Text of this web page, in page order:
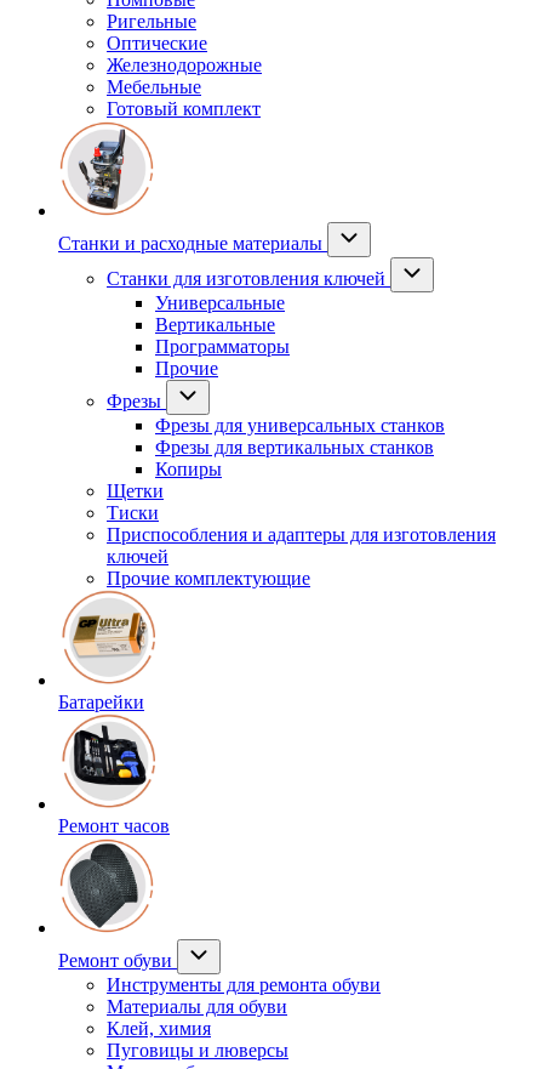
Ригельные
Оптические
Железнодорожные
Мебельные
Готовый комплект
Станки и расходные материалы
Станки для изготовления ключей
Универсальные
Вертикальные
Программаторы
Прочие
Фрезы
Фрезы для универсальных станков
Фрезы для вертикальных станков
Копиры
Щетки
Тиски
Приспособления и адаптеры для изготовления
ключей
Прочие комплектующие
Батарейки
Ремонт часов
Ремонт обуви
Инструменты для ремонта обуви
Материалы для обуви
Клей, химия
Пуговицы и люверсы